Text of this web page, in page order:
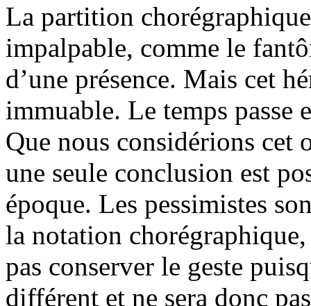
La partition
impalpable, comme le
d’une présence. Mais cet
immuable. Le temps passe
Que nous considérions cet
une seule conclusion est
époque. Les pessimistes
la notation
pas conserver le geste
différent et ne sera donc